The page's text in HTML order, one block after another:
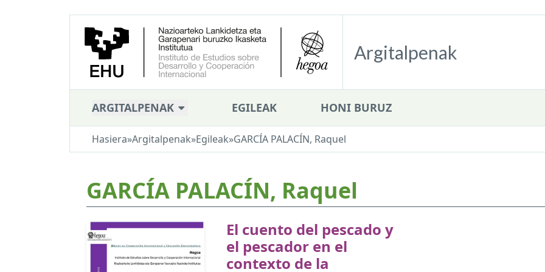
Argitalpenak
ARGITALPENAK EGILEAK HONI BURUZ
Hasiera»Argitalpenak»Egileak»GARCÍA PALACÍN, Raquel
GARCÍA PALACÍN, Raquel
El cuento del pescado y
el pescador en el
contexto de la